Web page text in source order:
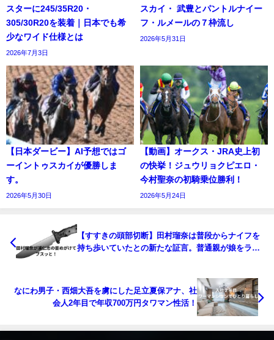
スターに245/35R20・
305/30R20を装着｜日本でも希
少なワイド仕様とは
2026年7月3日
スカイ・ 武豊とパントルナイー
フ・ルメールの７枠流し
2026年5月31日
【日本ダービー】AI予想ではゴ
ーイントゥスカイが優勝しま
す。
2026年5月30日
【動画】オークス・JRA史上初
の快挙！ジュウリョクピエロ・
今村聖奈の初騎乗位勝利！
2026年5月24日
【すすきの頭部切断】田村瑠奈は普段からナイフを
持ち歩いていたとの新たな証言。普通親が娘をラブ
なにわ男子・西畑大吾を虜にした足立夏保アナ、社
会人2年目で年収700万円タワマン性活！